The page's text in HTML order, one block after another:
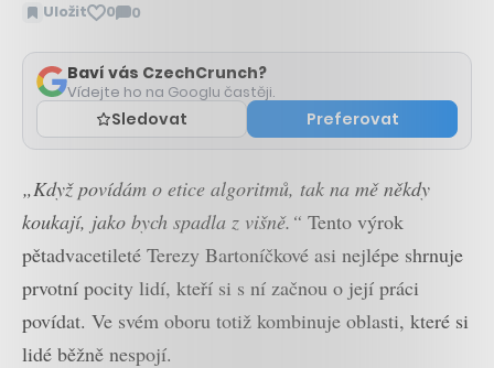
Uložit 0 0
Zobrazit
Baví vás CzechCrunch?
Vídejte ho na Googlu častěji.
Sledovat Preferovat
„Když povídám o etice algoritmů, tak na mě někdy
koukají, jako bych spadla z višně.“ Tento výrok
pětadvacetileté Terezy Bartoníčkové asi nejlépe shrnuje
prvotní pocity lidí, kteří si s ní začnou o její práci
povídat. Ve svém oboru totiž kombinuje oblasti, které si
lidé běžně nespojí.